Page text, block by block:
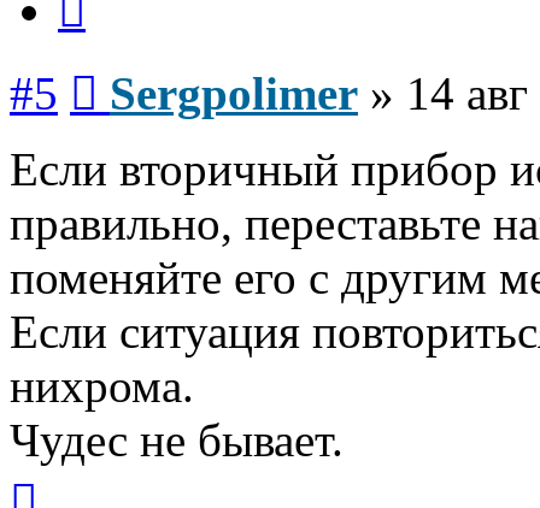
#5 Sergpolimer » 14
Если вторичный прибор
правильно, переставьте
поменяйте его с другим
Если ситуация
нихрома.
Чудес не бывает.